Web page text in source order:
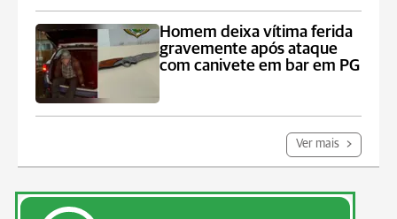
Homem deixa vítima ferida
gravemente após ataque
com canivete em bar em PG
Ver mais